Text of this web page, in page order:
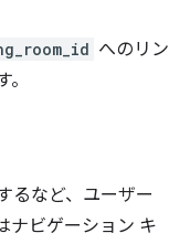
へのリン
るなど、ユーザー
ナビゲーション キ